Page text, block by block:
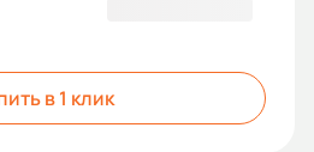
в 1 клик